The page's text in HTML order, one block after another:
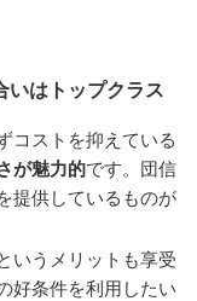
いはトップクラス
コストを抑えている
が魅力的です。団信
提供しているものが
いうメリットも享受
好条件を利用したい